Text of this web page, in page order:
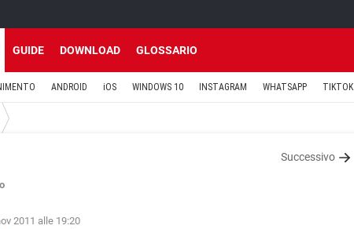
GUIDE DOWNLOAD GLOSSARIO
ANDROID iOS WINDOWS 10 INSTAGRAM WHATSAPP TIKTOK
Successivo
2011 alle 19:20